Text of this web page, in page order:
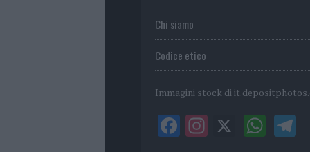
Chi siamo
Codice etico
Immagini stock di